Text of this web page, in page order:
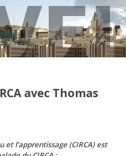
avec Thomas
l’apprentissage (CIRCA) est